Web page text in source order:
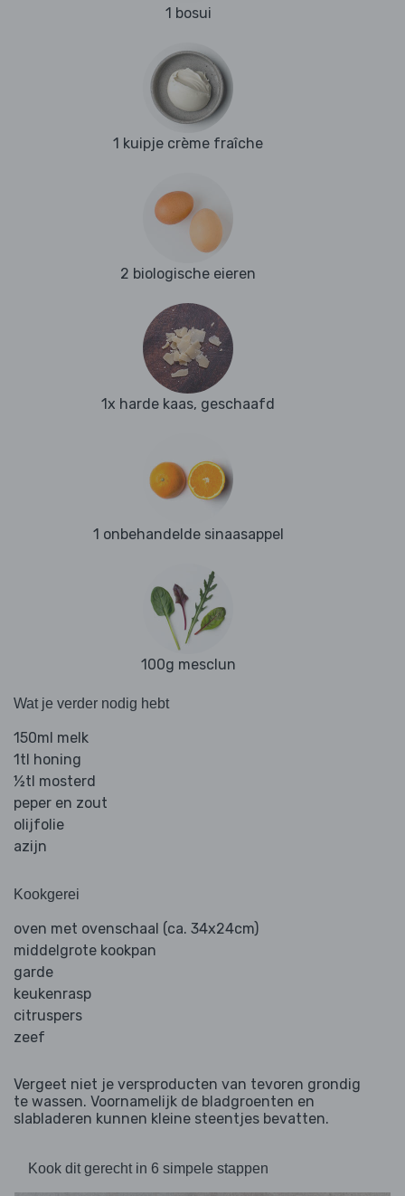
1 bosui
1 kuipje crème fraîche
2 biologische eieren
1x harde kaas, geschaafd
1 onbehandelde sinaasappel
100g mesclun
Wat je verder nodig hebt
150ml melk
1tl honing
½tl mosterd
peper en zout
olijfolie
azijn
Kookgerei
oven met ovenschaal (ca. 34x24cm)
middelgrote kookpan
garde
keukenrasp
citruspers
zeef
Vergeet niet je versproducten van tevoren grondig
te wassen. Voornamelijk de bladgroenten en
slabladeren kunnen kleine steentjes bevatten.
Kook dit gerecht in 6 simpele stappen